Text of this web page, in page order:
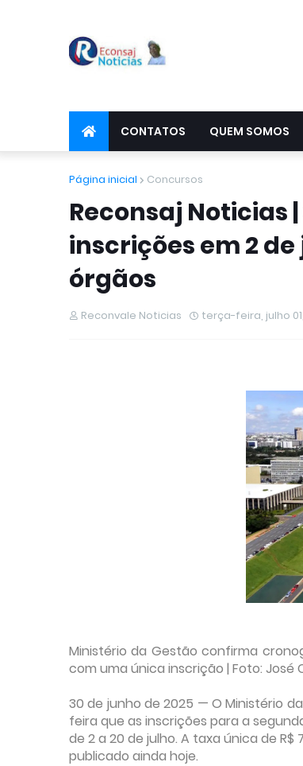
CONTATOS QUEM SOMOS
Página inicial Concursos
Reconsaj Noticias
inscrições em 2
órgãos
Reconvale Noticias terça-feira, julho
Ministério da Gestão confirma
com uma única inscrição | Foto: José
30 de junho de 2025 — O Ministério
feira que as inscrições para a
de 2 a 20 de julho. A taxa única de
publicado ainda hoje.